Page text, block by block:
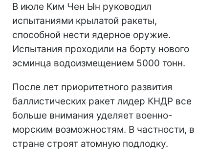
В июле Ким Чен Ын руководил
испытаниями крылатой ракеты,
способной нести ядерное оружие.
Испытания проходили на борту нового
эсминца водоизмещением 5000 тонн.
После лет приоритетного развития
баллистических ракет лидер КНДР все
больше внимания уделяет военно-
морским возможностям. В частности, в
стране строят атомную подлодку.